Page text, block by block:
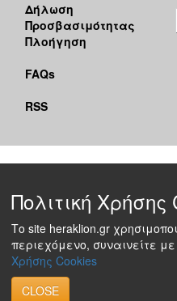
Δήλωση
Προσβασιμότητας
Πλοήγηση
FAQs
RSS
Πολιτική Χρήσης
Το site heraklion.gr
περιεχόμενο, συναινείτε
Χρήσης Cookies
CLOSE